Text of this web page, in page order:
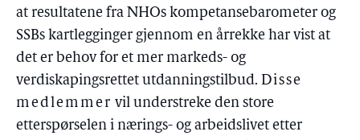
at resultatene fra NHOs kompetansebarometer og
SSBs kartlegginger gjennom en årrekke har vist at
det er behov for et mer markeds- og
verdiskapingsrettet utdanningstilbud. Disse
medlemmer vil understreke den store
etterspørselen i nærings- og arbeidslivet etter